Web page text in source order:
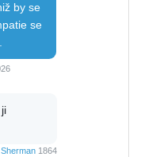
by se
se
1864